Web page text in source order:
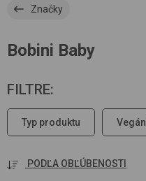
Značky
Bobini Baby
FILTRE:
Typ produktu Vegán
PODĽA OBĽÚBENOSTI